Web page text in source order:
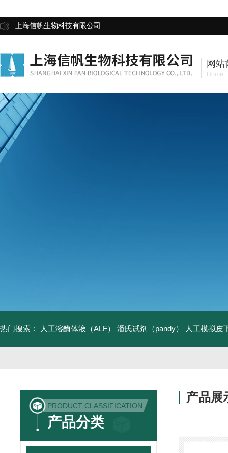
上海信帆生物科技有限公司
网站
Home
热门搜索： 人工溶酶体液（ALF） 潘氏试剂（pandy） 人工模拟皮
PRODUCT CLASSIFICATION
产品分类
产品展